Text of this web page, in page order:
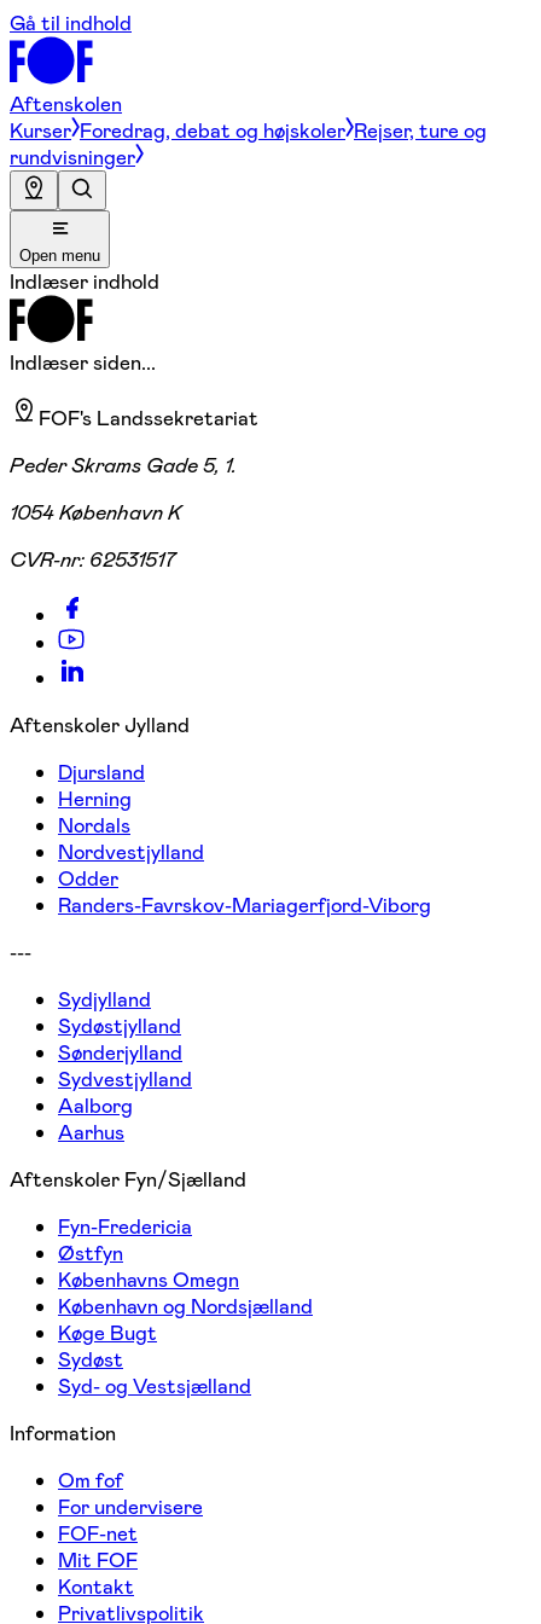
Gå til indhold
Aftenskolen
Kurser Foredrag, debat og højskoler Rejser, ture og
rundvisninger
Open menu
Indlæser indhold
Indlæser siden...
FOF's Landssekretariat
Peder Skrams Gade 5, 1.
1054 København K
CVR-nr: 62531517
Aftenskoler Jylland
Djursland
Herning
Nordals
Nordvestjylland
Odder
Randers-Favrskov-Mariagerfjord-Viborg
---
Sydjylland
Sydøstjylland
Sønderjylland
Sydvestjylland
Aalborg
Aarhus
Aftenskoler Fyn/Sjælland
Fyn-Fredericia
Østfyn
Københavns Omegn
København og Nordsjælland
Køge Bugt
Sydøst
Syd- og Vestsjælland
Information
Om fof
For undervisere
FOF-net
Mit FOF
Kontakt
Privatlivspolitik